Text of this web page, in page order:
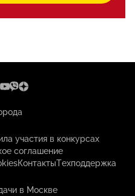
участия в конкурсах
соглашение
КонтактыТехподдержка
в Москве